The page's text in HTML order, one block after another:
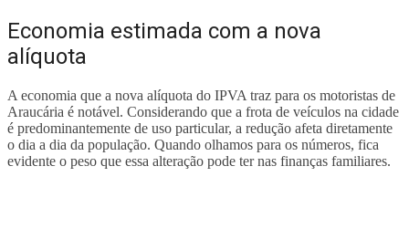
Economia estimada com a nova
alíquota
A economia que a nova alíquota do IPVA traz para os motoristas de
Araucária é notável. Considerando que a frota de veículos na cidade
é predominantemente de uso particular, a redução afeta diretamente
o dia a dia da população. Quando olhamos para os números, fica
evidente o peso que essa alteração pode ter nas finanças familiares.